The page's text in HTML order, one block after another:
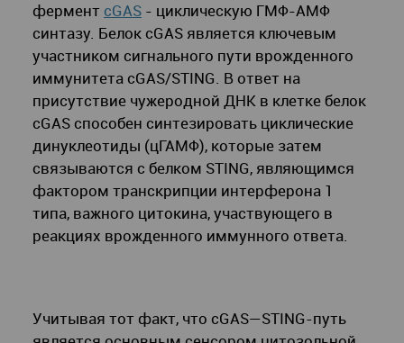
фермент cGAS - циклическую ГМФ-АМФ
синтазу. Белок cGAS является ключевым
участником сигнального пути врожденного
иммунитета cGAS/STING. В ответ на
присутствие чужеродной ДНК в клетке белок
cGAS способен синтезировать циклические
динуклеотиды (цГАМФ), которые затем
связываются с белком STING, являющимся
фактором транскрипции интерферона 1
типа, важного цитокина, участвующего в
реакциях врожденного иммунного ответа.
Учитывая тот факт, что cGAS—STING-путь